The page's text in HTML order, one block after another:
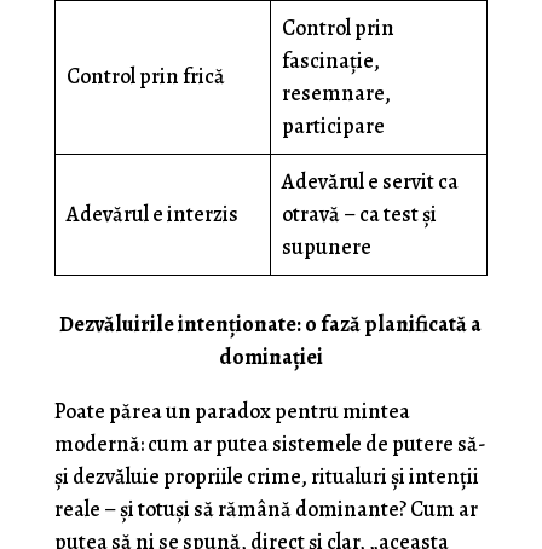
Control prin frică
Control prin
fascinație,
resemnare,
participare
Adevărul e interzis
Adevărul e servit ca
otravă – ca test și
supunere
Dezvăluirile intenţionate: o fază planificată a
dominației
Poate părea un paradox pentru mintea
modernă: cum ar putea sistemele de putere să-
și dezvăluie propriile crime, ritualuri și intenții
reale – și totuși să rămână dominante? Cum ar
putea să ni se spună, direct și clar, „aceasta